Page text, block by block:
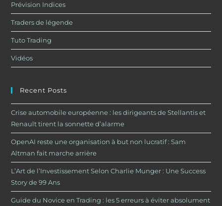
Prévision Indices
Traders de légende
Tuto Trading
Vidéos
Recent Posts
Crise automobile européenne : les dirigeants de Stellantis et
Renault tirent la sonnette d’alarme
OpenAI reste une organisation à but non lucratif : Sam
Altman fait marche arrière
L’Art de l’Investissement Selon Charlie Munger : Une Success
Story de 99 Ans
Guide du Novice en Trading : les 5 erreurs à éviter absolument